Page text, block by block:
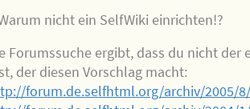
nicht ein SelfWiki einrichten!?
Forumssuche ergibt, dass du nicht der
der diesen Vorschlag macht:
forum.de.selfhtml.org/archiv/2005/